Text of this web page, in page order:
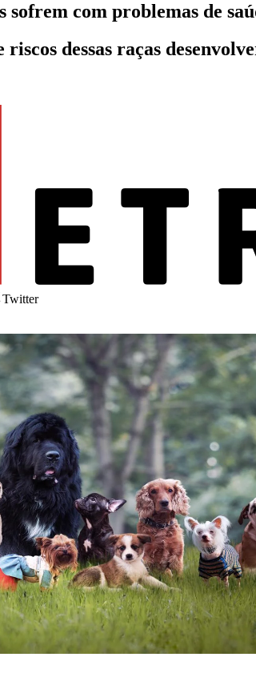
sofrem com problemas de
dessas raças
Twitter